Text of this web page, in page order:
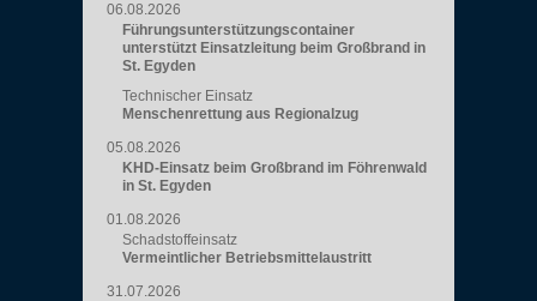
06.08.2026
Führungsunterstützungscontainer
unterstützt Einsatzleitung beim Großbrand in
St. Egyden
Technischer Einsatz
Menschenrettung aus Regionalzug
05.08.2026
KHD-Einsatz beim Großbrand im Föhrenwald
in St. Egyden
01.08.2026
Schadstoffeinsatz
Vermeintlicher Betriebsmittelaustritt
31.07.2026